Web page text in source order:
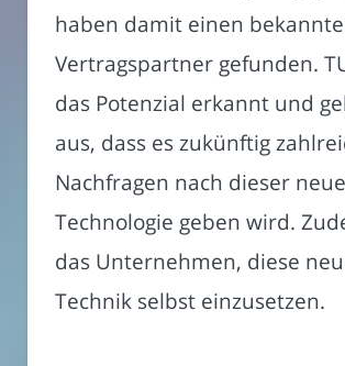
haben damit einen
Vertragspartner gefunden.
das Potenzial erkannt und
aus, dass es zukünftig
Nachfragen nach dieser
Technologie geben wird.
das Unternehmen, diese
Technik selbst einzusetzen.